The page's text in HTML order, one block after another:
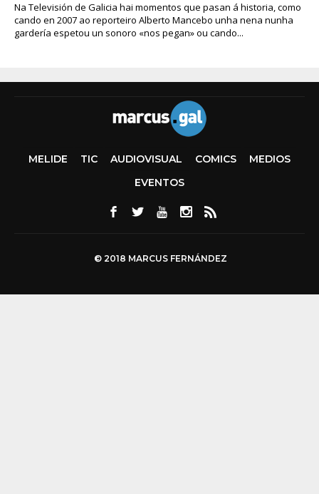
Na Televisión de Galicia hai momentos que pasan á historia, como
cando en 2007 ao reporteiro Alberto Mancebo unha nena nunha
gardería espetou un sonoro «nos pegan» ou cando...
MELIDE TIC AUDIOVISUAL COMICS
MEDIOS
EVENTOS
© 2018 MARCUS FERNÁNDEZ